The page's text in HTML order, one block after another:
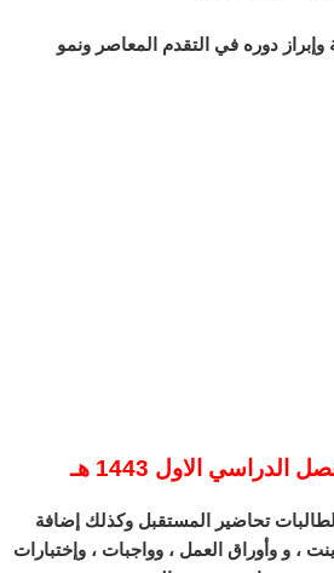
وإبراز دوره في التقدم المعاصر ونمو
الاول 1443 هـ
تحاضير المستقبل وكذلك إضافة
، و وأوراق العمل ، وواجبات ، وإختبارات